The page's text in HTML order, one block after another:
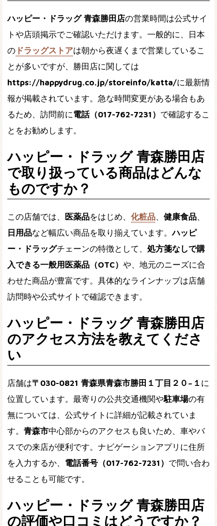
ハッピー・ドラッグ 青森勝田店の営業時間は公式サイ
トや店頭掲示でご確認いただけます。一般的に、日本
の ドラッグストアは朝から夜遅くまで営業しているこ
とが多いですが、勝田店に関しては
https://happydrug.co.jp/storeinfo/katta/に最新情
報が掲載されています。急な時間変更がある場合もあ
るため、訪問前に電話（017-762-7231） で確認するこ
とをお勧めします。
ハッピー・ドラッグ 青森勝田店
で取り扱っている商品はどんな
ものですか？
この店舗では、 医薬品をはじめ、 化粧品、 健康食品、
日用品など幅広い商品を取り揃えています。ハッピ
ー・ドラッグチェーンの特徴として、 処方箋なしで購
入できる一般用医薬品（OTC） や、地元のニーズに合
わせた商品が豊富です。具体的なラインナップは店舗
訪問時や公式サイトで確認できます。
ハッピー・ドラッグ 青森勝田店
のアクセス方法を教えてくださ
い
店舗は〒030-0821 青森県青森市勝田１丁目２０−１ に
位置しています。最寄りの公共交通機関や駐車場の有
無については、公式サイトに詳細が記載されていま
す。 青森市中心部からのアクセスも良いため、車やバ
スでの来店が便利です。ナビゲーションアプリに住所
を入力するか、 電話番号（017-762-7231） で問い合わ
せることも可能です。
ハッピー・ドラッグ 青森勝田店
の評価や口コミはどうですか？